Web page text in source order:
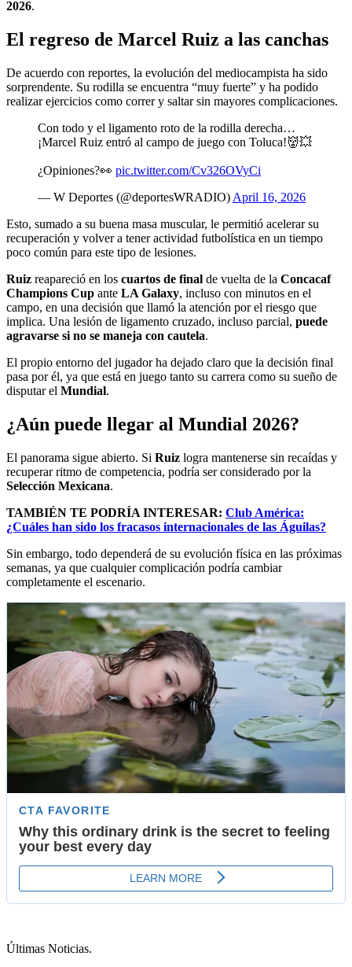
2026.
El regreso de Marcel Ruiz a las canchas
De acuerdo con reportes, la evolución del mediocampista ha sido
sorprendente. Su rodilla se encuentra “muy fuerte” y ha podido
realizar ejercicios como correr y saltar sin mayores complicaciones.
Con todo y el ligamento roto de la rodilla derecha…
¡Marcel Ruiz entró al campo de juego con Toluca!👹💥
¿Opiniones?👀 pic.twitter.com/Cv326OVyCi
— W Deportes (@deportesWRADIO) April 16, 2026
Esto, sumado a su buena masa muscular, le permitió acelerar su
recuperación y volver a tener actividad futbolística en un tiempo
poco común para este tipo de lesiones.
Ruiz reapareció en los cuartos de final de vuelta de la Concacaf
Champions Cup ante LA Galaxy, incluso con minutos en el
campo, en una decisión que llamó la atención por el riesgo que
implica. Una lesión de ligamento cruzado, incluso parcial, puede
agravarse si no se maneja con cautela.
El propio entorno del jugador ha dejado claro que la decisión final
pasa por él, ya que está en juego tanto su carrera como su sueño de
disputar el Mundial.
¿Aún puede llegar al Mundial 2026?
El panorama sigue abierto. Si Ruiz logra mantenerse sin recaídas y
recuperar ritmo de competencia, podría ser considerado por la
Selección Mexicana.
TAMBIÉN TE PODRÍA INTERESAR: Club América:
¿Cuáles han sido los fracasos internacionales de las Águilas?
Sin embargo, todo dependerá de su evolución física en las próximas
semanas, ya que cualquier complicación podría cambiar
completamente el escenario.
Últimas Noticias.